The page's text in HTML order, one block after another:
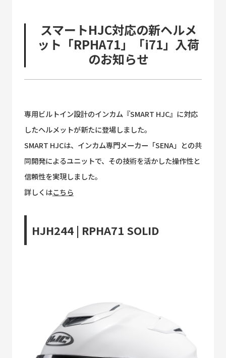
スマートHJC対応の新ヘルメ
ット「RPHA71」「i71」入荷
のお知らせ
専用ビルトイン設計のインカム『SMART HJC』に対応
したヘルメットが新たに登場しました。
SMART HJCは、インカム専門メーカー「SENA」との共
同開発によるユニットで、その技術を活かした操作性と
信頼性を実現しました。
詳しくはこちら
HJH244 | RPHA71 SOLID